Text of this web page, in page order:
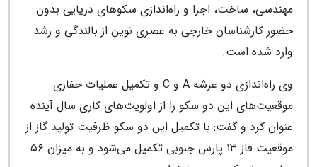
مهندسی، ساخت، اجرا و راه‌اندازی سکوهای دریایی بدون
حضور کارشناسان خارجی به عصری نوین از بالندگی و رشد
وارد شده است.
وی راه‌اندازی دو عرشه A و C و تکمیل عملیات حفاری
موقعیت‌های این دو سکو را از اولویت‌های کاری سال آینده
عنوان کرد و گفت: با تکمیل این دو سکو ظرفیت تولید گاز از
موقعیت فاز ۱۳ پارس جنوبی تکمیل می‌شود و به میزان ۵۶